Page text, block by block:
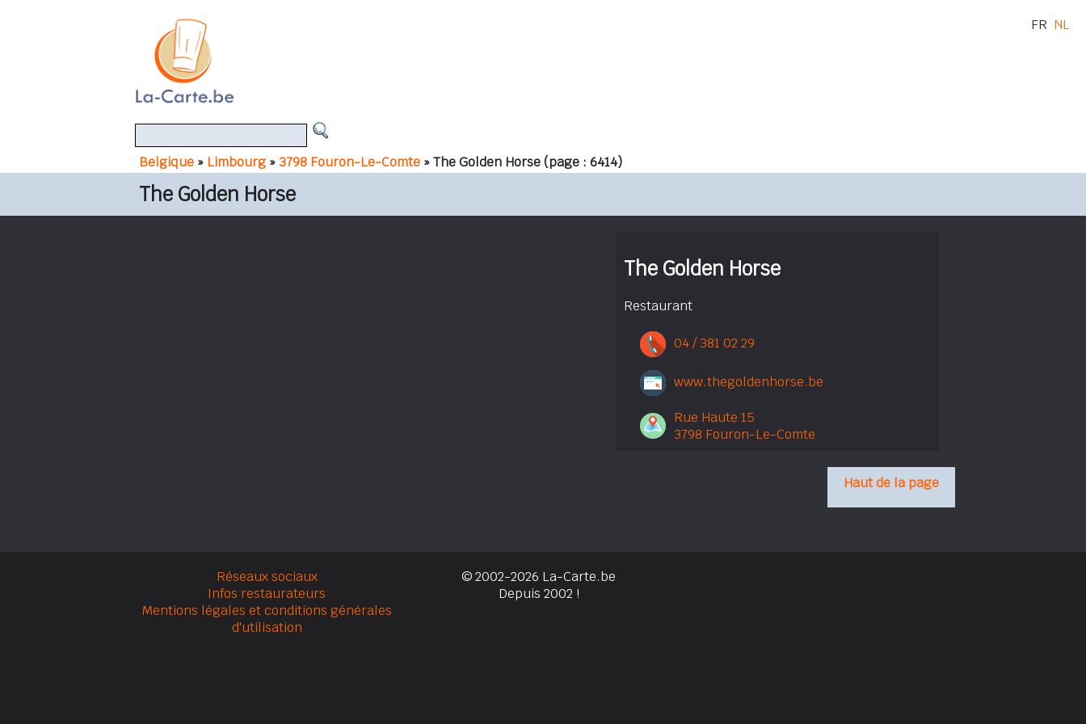
Belgique » Limbourg » 3798 Fouron-Le-Comte » The Golden Horse(page : 6414)
FR NL
The Golden Horse
The Golden Horse
Restaurant
04 / 381 02 29
www.thegoldenhorse.be
Rue Haute 15
3798 Fouron-Le-Comte
Haut de la page
Réseaux sociaux
Infos restaurateurs
Mentions légales et conditions générales
d'utilisation
© 2002-2026 La-Carte.be
Depuis 2002 !